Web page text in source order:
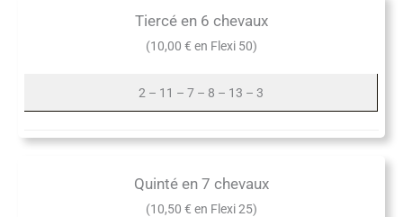
Tiercé en 6 chevaux
(10,00 € en Flexi 50)
2 – 11 – 7 – 8 – 13 – 3
Quinté en 7 chevaux
(10,50 € en Flexi 25)